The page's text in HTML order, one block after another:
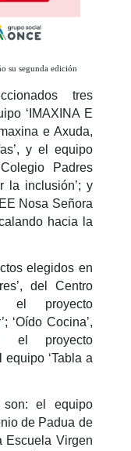
su segunda edición
tres
‘IMAXINA E
e Axuda,
y el equipo
Padres
la inclusión’; y
Nosa Señora
hacia la
elegidos en
del Centro
el proyecto
‘Oído Cocina’,
el proyecto
equipo ‘Tabla a
son: el equipo
de Padua de
Escuela Virgen